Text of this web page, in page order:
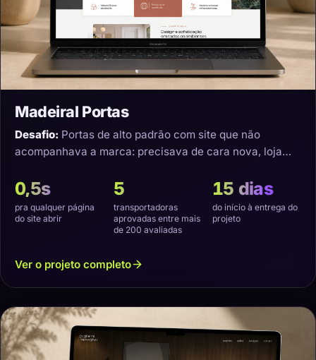
Madeiral Portas
Desafio: Portas de alto padrão com site que não
acompanhava a marca: precisava de cara nova, loja
0,5s
pra qualquer página
do site abrir
5
transportadoras
aprovadas entre mais
de 200 avaliadas
15 dias
do início à entrega do
projeto
Ver o projeto completo